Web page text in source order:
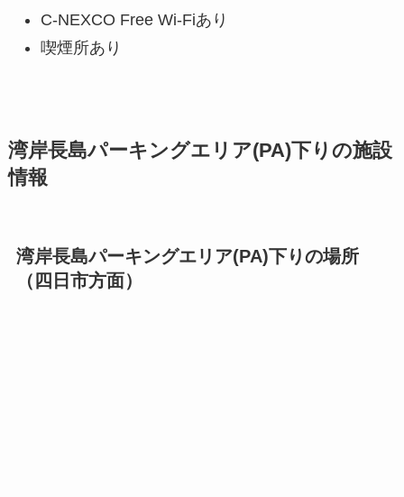
C-NEXCO Free Wi-Fiあり
喫煙所あり
湾岸長島パーキングエリア(PA)下りの施設
情報
湾岸長島パーキングエリア(PA)下りの場所
（四日市方面）